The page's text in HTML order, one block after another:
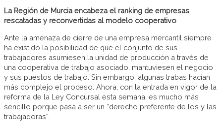
La Región de Murcia encabeza el ranking de empresas
rescatadas y reconvertidas al modelo cooperativo
Ante la amenaza de cierre de una empresa mercantil siempre
ha existido la posibilidad de que el conjunto de sus
trabajadores asumiesen la unidad de producción a través de
una cooperativa de trabajo asociado, mantuviesen el negocio
y sus puestos de trabajo. Sin embargo, algunas trabas hacían
más complejo el proceso. Ahora, con la entrada en vigor de la
reforma de la Ley Concursal esta semana, es mucho más
sencillo porque pasa a ser un “derecho preferente de los y las
trabajadoras”.